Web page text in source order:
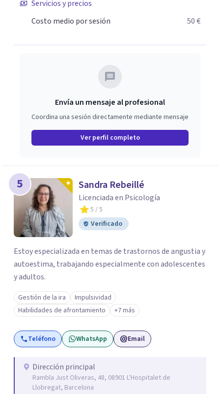
Servicios y precios
Costo medio por sesión
50 €
Envía un mensaje al profesional
Coordina una sesión directamente mediante mensaje
Ver perfil completo
5 Sandra Rebeillé
Licenciada en Psicología
5 / 5
Verificado
Estoy especializada en temas de trastornos de angustia y
autoestima, trabajando especialmente con adolescentes
y adultos.
Gestión de la ira
Impulsividad
Habilidades de afrontamiento
+7 más
Teléfono WhatsApp Email
Dirección principal
Rambla Just Oliveras, 48, 08901 L'Hospitalet de
Llobregat, Barcelona